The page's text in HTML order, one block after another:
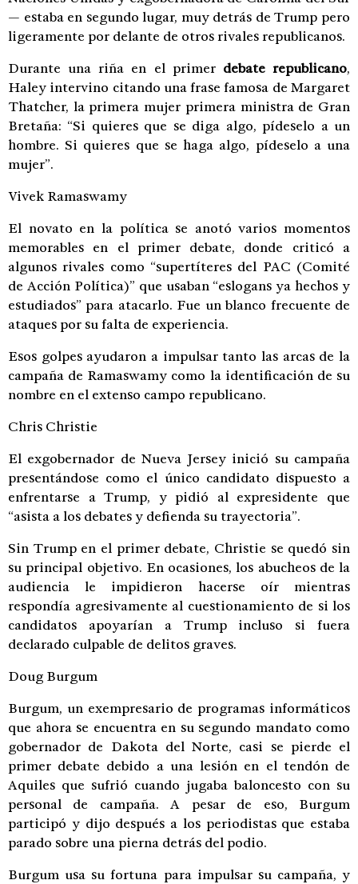
— estaba en segundo lugar, muy detrás de Trump pero
ligeramente por delante de otros rivales republicanos.
Durante una riña en el primer debate republicano,
Haley intervino citando una frase famosa de Margaret
Thatcher, la primera mujer primera ministra de Gran
Bretaña: “Si quieres que se diga algo, pídeselo a un
hombre. Si quieres que se haga algo, pídeselo a una
mujer”.
Vivek Ramaswamy
El novato en la política se anotó varios momentos
memorables en el primer debate, donde criticó a
algunos rivales como “supertíteres del PAC (Comité
de Acción Política)” que usaban “eslogans ya hechos y
estudiados” para atacarlo. Fue un blanco frecuente de
ataques por su falta de experiencia.
Esos golpes ayudaron a impulsar tanto las arcas de la
campaña de Ramaswamy como la identificación de su
nombre en el extenso campo republicano.
Chris Christie
El exgobernador de Nueva Jersey inició su campaña
presentándose como el único candidato dispuesto a
enfrentarse a Trump, y pidió al expresidente que
“asista a los debates y defienda su trayectoria”.
Sin Trump en el primer debate, Christie se quedó sin
su principal objetivo. En ocasiones, los abucheos de la
audiencia le impidieron hacerse oír mientras
respondía agresivamente al cuestionamiento de si los
candidatos apoyarían a Trump incluso si fuera
declarado culpable de delitos graves.
Doug Burgum
Burgum, un exempresario de programas informáticos
que ahora se encuentra en su segundo mandato como
gobernador de Dakota del Norte, casi se pierde el
primer debate debido a una lesión en el tendón de
Aquiles que sufrió cuando jugaba baloncesto con su
personal de campaña. A pesar de eso, Burgum
participó y dijo después a los periodistas que estaba
parado sobre una pierna detrás del podio.
Burgum usa su fortuna para impulsar su campaña, y